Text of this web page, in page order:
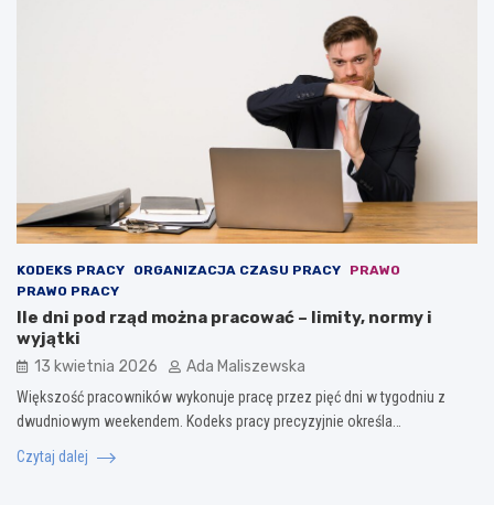
KODEKS PRACY ORGANIZACJA CZASU PRACY
PRAWO
PRAWO PRACY
Ile dni pod rząd można pracować – limity, normy i
wyjątki
13 kwietnia 2026 Ada Maliszewska
Większość pracowników wykonuje pracę przez pięć dni w tygodniu z
dwudniowym weekendem. Kodeks pracy precyzyjnie określa…
Czytaj dalej